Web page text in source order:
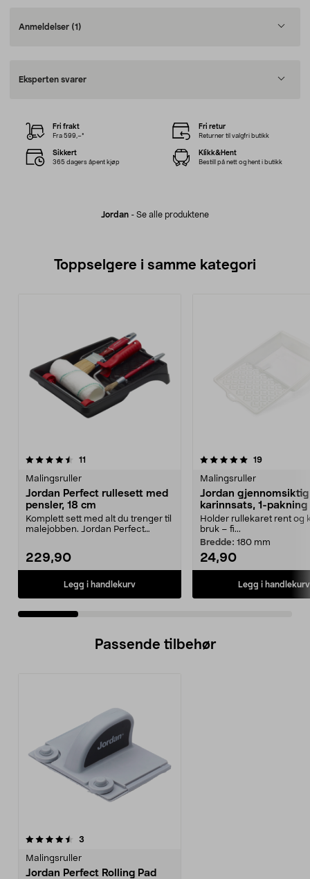
Anmeldelser (1)
Eksperten svarer
Jordan - Se alle produktene
Fri frakt
Fra 599,–*
Fri retur
Returner til valgfri butikk
Sikkert
365 dagers åpent kjøp
Klikk&Hent
Bestill på nett og hent i butikk
Toppselgere i samme kategori
11
Malingsruller
Jordan Perfect rullesett med
pensler, 18 cm
Komplett sett med alt du trenger til
malejobben. Jordan Perfect
229,90
Legg i handlekurv
5.0 av 5 stjerner 19anmeldelser
Malingsruller
Jordan gjennomsiktig
karinnsats, 1-pakning
Holder rullekaret rent og
bruk – fi...
Bredde: 180 mm
24,90
Legg i handlekurv
5.0 av 5 stjerner
Passende tilbehør
3
Malingsruller
Jordan Perfect Rolling Pad